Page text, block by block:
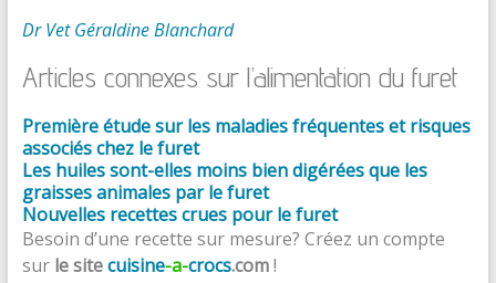
Dr Vet Géraldine Blanchard
Articles connexes sur l’alimentation du furet
Première étude sur les maladies fréquentes et risques
associés chez le furet
Les huiles sont-elles moins bien digérées que les
graisses animales par le furet
Nouvelles recettes crues pour le furet
Besoin d’une recette sur mesure? Créez un compte
sur le sitecuisine-a-crocs.com!